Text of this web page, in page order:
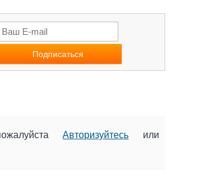
Авторизуйтесь или